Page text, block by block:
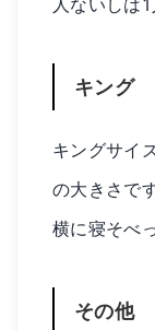
人ないしは1
キング
キングサイ
の大きさです
横に寝そべ
その他